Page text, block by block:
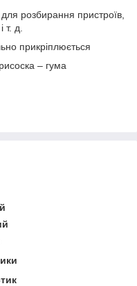
розбирання пристроїв,
т. д.
прикріплюється
– гума